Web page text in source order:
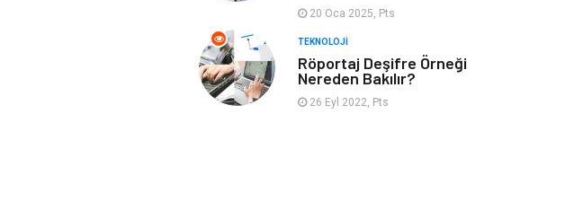
20 Oca 2025, Pts
TEKNOLOJI
Röportaj Deşifre Örneği
Nereden Bakılır?
26 Eyl 2022, Pts